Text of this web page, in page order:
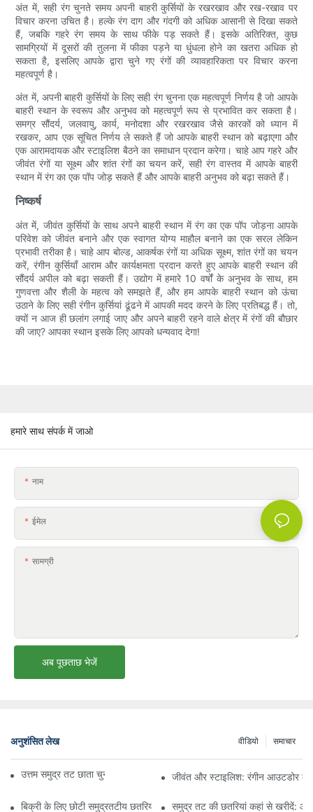
अंत में, सही रंग चुनते समय अपनी बाहरी कुर्सियों के रखरखाव और रख-रखाव पर
विचार करना उचित है। हल्के रंग दाग और गंदगी को अधिक आसानी से दिखा सकते
हैं, जबकि गहरे रंग समय के साथ फीके पड़ सकते हैं। इसके अतिरिक्त, कुछ
सामग्रियों में दूसरों की तुलना में फीका पड़ने या धुंधला होने का खतरा अधिक हो
सकता है, इसलिए आपके द्वारा चुने गए रंगों की व्यावहारिकता पर विचार करना
महत्वपूर्ण है।
अंत में, अपनी बाहरी कुर्सियों के लिए सही रंग चुनना एक महत्वपूर्ण निर्णय है जो आपके
बाहरी स्थान के स्वरूप और अनुभव को महत्वपूर्ण रूप से प्रभावित कर सकता है।
समग्र सौंदर्य, जलवायु, कार्य, मनोदशा और रखरखाव जैसे कारकों को ध्यान में
रखकर, आप एक सूचित निर्णय ले सकते हैं जो आपके बाहरी स्थान को बढ़ाएगा और
एक आरामदायक और स्टाइलिश बैठने का समाधान प्रदान करेगा। चाहे आप गहरे और
जीवंत रंगों या सूक्ष्म और शांत रंगों का चयन करें, सही रंग वास्तव में आपके बाहरी
स्थान में रंग का एक पॉप जोड़ सकते हैं और आपके बाहरी अनुभव को बढ़ा सकते हैं।
निष्कर्ष
अंत में, जीवंत कुर्सियों के साथ अपने बाहरी स्थान में रंग का एक पॉप जोड़ना आपके
परिवेश को जीवंत बनाने और एक स्वागत योग्य माहौल बनाने का एक सरल लेकिन
प्रभावी तरीका है। चाहे आप बोल्ड, आकर्षक रंगों या अधिक सूक्ष्म, शांत रंगों का चयन
करें, रंगीन कुर्सियाँ आराम और कार्यक्षमता प्रदान करते हुए आपके बाहरी स्थान की
सौंदर्य अपील को बढ़ा सकती हैं। उद्योग में हमारे 10 वर्षों के अनुभव के साथ, हम
गुणवत्ता और शैली के महत्व को समझते हैं, और हम आपके बाहरी स्थान को ऊंचा
उठाने के लिए सही रंगीन कुर्सियां ​​​​ढूंढने में आपकी मदद करने के लिए प्रतिबद्ध हैं। तो,
क्यों न आज ही छलांग लगाई जाए और अपने बाहरी रहने वाले क्षेत्र में रंगों की बौछार
की जाए? आपका स्थान इसके लिए आपको धन्यवाद देगा!
हमारे साथ संपर्क में जाओ
नाम
ईमेल
सामग्री
अब पूछताछ भेजें
अनुशंसित लेख समाचार
वीडियो
उत्तम समुद्र तट छाता चुनने के लिए अंतिम मार्गदर्शिकाजीवंत और स्टाइलिश: रंगीन आउटडोर
बिक्री के लिए छोटी समुद्रतटीय छतरियों के साथ अपनी आदर्श छाया ढूंढें
समुद्र तट की छतरियां कहां से खरीदें: